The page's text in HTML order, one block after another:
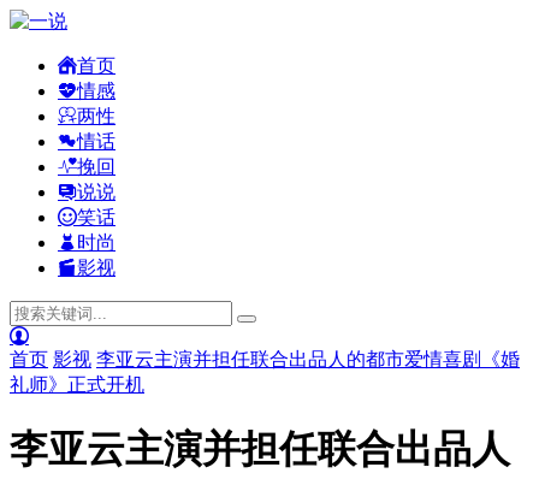
首页
情感
两性
情话
挽回
说说
笑话
时尚
影视
首页 影视 李亚云主演并担任联合出品人的都市爱情喜剧《婚
礼师》正式开机
李亚云主演并担任联合出品人